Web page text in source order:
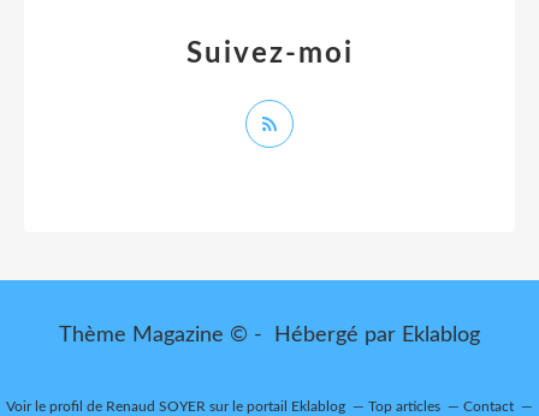
Suivez-moi
Thème Magazine © - Hébergé par Eklablog
Voir le profil de Renaud SOYER sur le portail Eklablog Top articles Contact